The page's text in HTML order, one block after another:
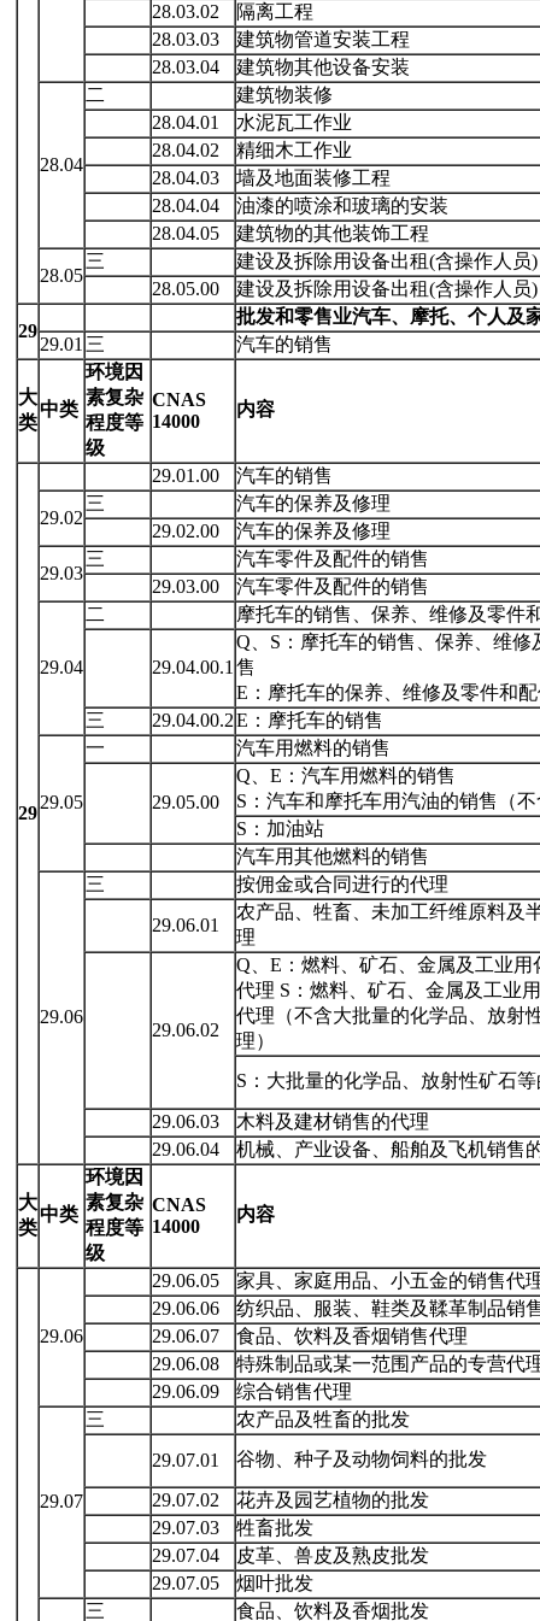
28.03.02
隔离工程
28.03.03
建筑物管道安装工程
28.03.04
建筑物其他设备安装
28.04
二
建筑物装修
28.04.01
水泥瓦工作业
28.04.02
精细木工作业
28.04.03
墙及地面装修工程
28.04.04
油漆的喷涂和玻璃的安装
28.04.05
建筑物的其他装饰工程
28.05
三
建设及拆除用设备出租(含操作人员)
28.05.00
建设及拆除用设备出租(含操作人员)
29
批发和零售业汽车、摩托、个人及
29.01 三 汽车的销售
大
类
中类
环境因
素复杂
程度等
级
CNAS
14000
内容
29
29.01.00 汽车的销售
29.02
三
汽车的保养及修理
29.02.00
汽车的保养及修理
29.03
三
汽车零件及配件的销售
29.03.00
汽车零件及配件的销售
29.04
二 摩托车的销售、保养、维修及零件
29.04.00.1
Q、S：摩托车的销售、保养、维修
售
E：摩托车的保养、维修及零件和
三
29.04.00.2E：摩托车的销售
29.05
一 汽车用燃料的销售
29.05.00
Q、E：汽车用燃料的销售
S：汽车和摩托车用汽油的销售（
S：加油站
汽车用其他燃料的销售
29.06
三
按佣金或合同进行的代理
29.06.01
农产品、牲畜、未加工纤维原料及
理
29.06.02
Q、E：燃料、矿石、金属及工业用
代理 S：燃料、矿石、金属及工业
代理（不含大批量的化学品、放射
理）
S：大批量的化学品、放射性矿石
29.06.03
木料及建材销售的代理
29.06.04
机械、产业设备、船舶及飞机销售
大
类
中类
环境因
素复杂
程度等
级
CNAS
14000
内容
29.06
29.06.05
家具、家庭用品、小五金的销售代
29.06.06
纺织品、服装、鞋类及鞣革制品销
29.06.07
食品、饮料及香烟销售代理
29.06.08
特殊制品或某一范围产品的专营代
29.06.09
综合销售代理
29.07
三
农产品及牲畜的批发
29.07.01
谷物、种子及动物饲料的批发
29.07.02
花卉及园艺植物的批发
29.07.03
牲畜批发
29.07.04
皮革、兽皮及熟皮批发
29.07.05
烟叶批发
三
食品、饮料及香烟批发